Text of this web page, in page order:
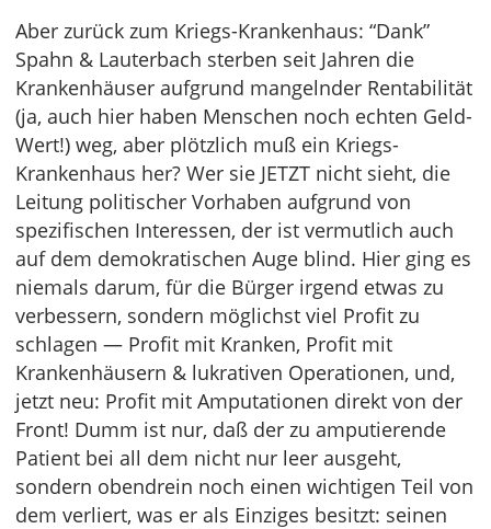
Aber zurück zum Kriegs-Krankenhaus: “Dank”
Spahn & Lauterbach sterben seit Jahren die
Krankenhäuser aufgrund mangelnder Rentabilität
(ja, auch hier haben Menschen noch echten Geld-
Wert!) weg, aber plötzlich muß ein Kriegs-
Krankenhaus her? Wer sie JETZT nicht sieht, die
Leitung politischer Vorhaben aufgrund von
spezifischen Interessen, der ist vermutlich auch
auf dem demokratischen Auge blind. Hier ging es
niemals darum, für die Bürger irgend etwas zu
verbessern, sondern möglichst viel Profit zu
schlagen — Profit mit Kranken, Profit mit
Krankenhäusern & lukrativen Operationen, und,
jetzt neu: Profit mit Amputationen direkt von der
Front! Dumm ist nur, daß der zu amputierende
Patient bei all dem nicht nur leer ausgeht,
sondern obendrein noch einen wichtigen Teil von
dem verliert, was er als Einziges besitzt: seinen